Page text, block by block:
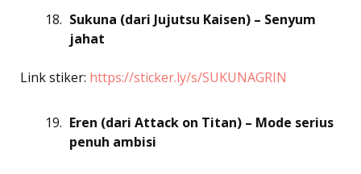
Sukuna (dari Jujutsu Kaisen) – Senyum
jahat
Link stiker: https://sticker.ly/s/SUKUNAGRIN
Eren (dari Attack on Titan) – Mode serius
penuh ambisi